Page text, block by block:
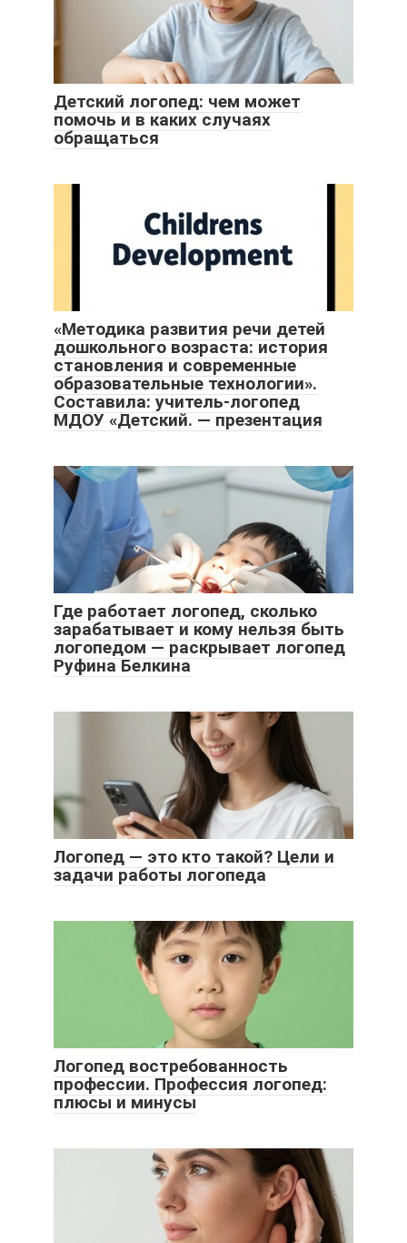
Детский логопед: чем может
помочь и в каких случаях
обращаться
«Методика развития речи детей
дошкольного возраста: история
становления и современные
образовательные технологии».
Составила: учитель-логопед
МДОУ «Детский. — презентация
Где работает логопед, сколько
зарабатывает и кому нельзя быть
логопедом — раскрывает логопед
Руфина Белкина
Логопед — это кто такой? Цели и
задачи работы логопеда
Логопед востребованность
профессии. Профессия логопед:
плюсы и минусы